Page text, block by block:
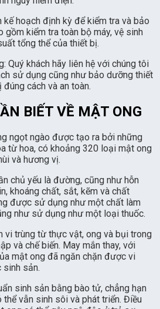
hoạch định kỳ để kiểm tra và bảo
gồm kiểm tra toàn bộ máy, vệ sinh
tổng thể của thiết bị.
Quý khách hãy liên hệ với chúng tôi
sử dụng cũng như bảo dưỡng thiết
đúng cách và an toàn.
BIẾT VỀ MẬT ONG
ngọt ngào được tạo ra bởi những
từ hoa, có khoảng 320 loại mật ong
và hương vị.
chủ yếu là đường, cũng như hỗn
khoáng chất, sắt, kẽm và chất
được sử dụng như một chất làm
như sử dụng như một loại thuốc.
vi trùng từ thực vật, ong và bụi trong
và chế biến. May mắn thay, với
mật ong đã ngăn chặn được vi
sinh sản.
sinh sản bằng bào tử, chẳng hạn
vẫn sinh sôi và phát triển. Điều